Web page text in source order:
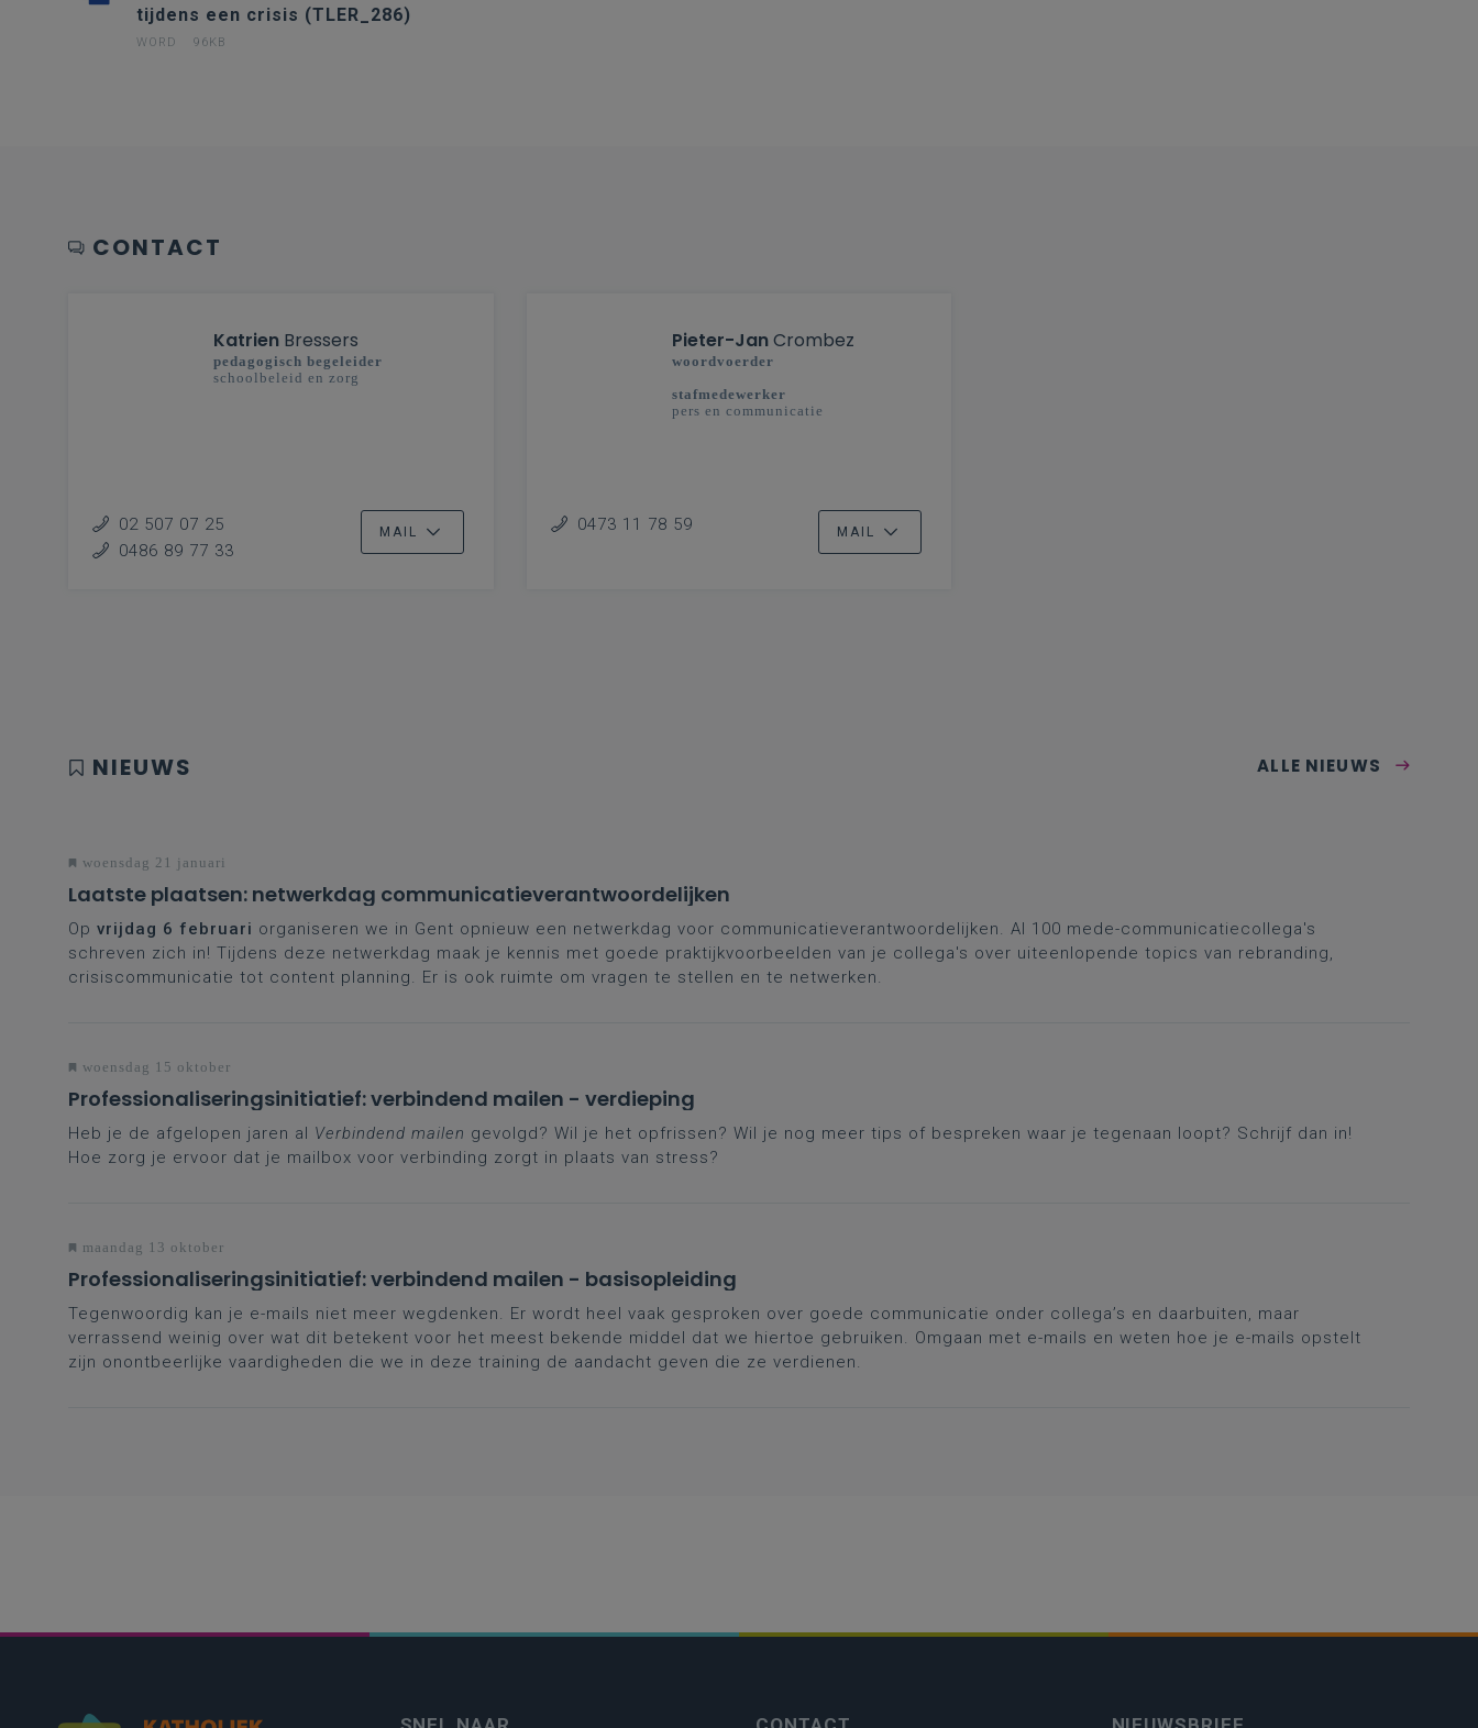
tijdens een crisis (TLER_286)
WORD 96KB
CONTACT
Katrien Bressers
pedagogisch begeleider
schoolbeleid en zorg
02 507 07 25
0486 89 77 33
MAIL
Pieter-JanCrombez
woordvoerder
stafmedewerker
pers en communicatie
0473 11 78 59 MAIL
NIEUWS ALLE NIEUWS
woensdag 21 januari
Laatste plaatsen: netwerkdag communicatieverantwoordelijken
Op vrijdag 6 februari organiseren we in Gent opnieuw een netwerkdag voor communicatieverantwoordelijken. Al 100 mede-communicatiecollega's
schreven zich in! Tijdens deze netwerkdag maak je kennis met goede praktijkvoorbeelden van je collega's over uiteenlopende topics van rebranding,
crisiscommunicatie tot content planning. Er is ook ruimte om vragen te stellen en te netwerken.
woensdag 15 oktober
Professionaliseringsinitiatief: verbindend mailen - verdieping
Heb je de afgelopen jaren al Verbindend mailen gevolgd? Wil je het opfrissen? Wil je nog meer tips of bespreken waar je tegenaan loopt? Schrijf dan in!
Hoe zorg je ervoor dat je mailbox voor verbinding zorgt in plaats van stress?
maandag 13 oktober
Professionaliseringsinitiatief: verbindend mailen - basisopleiding
Tegenwoordig kan je e-mails niet meer wegdenken. Er wordt heel vaak gesproken over goede communicatie onder collega’s en daarbuiten, maar
verrassend weinig over wat dit betekent voor het meest bekende middel dat we hiertoe gebruiken. Omgaan met e-mails en weten hoe je e-mails opstelt
zijn onontbeerlijke vaardigheden die we in deze training de aandacht geven die ze verdienen.